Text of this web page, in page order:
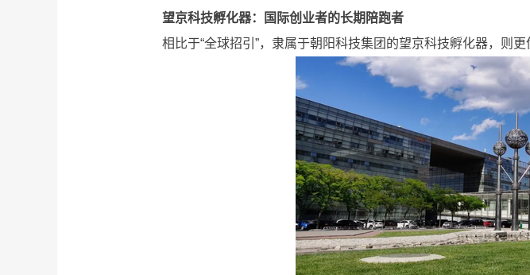
望京科技孵化器：国际创业者的长期陪跑者
相比于“全球招引”，隶属于朝阳科技集团的望京科技孵化器，则更